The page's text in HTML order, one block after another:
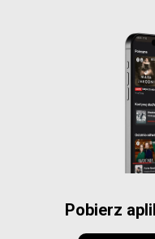
Pobierz